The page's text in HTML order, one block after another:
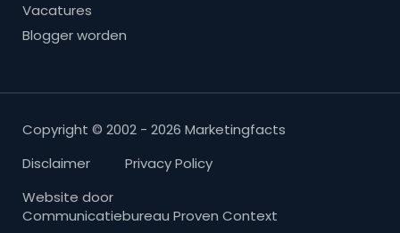
Vacatures
Blogger worden
Copyright © 2002 - 2026 Marketingfacts
Disclaimer
Privacy Policy
Website door
Communicatiebureau Proven Context